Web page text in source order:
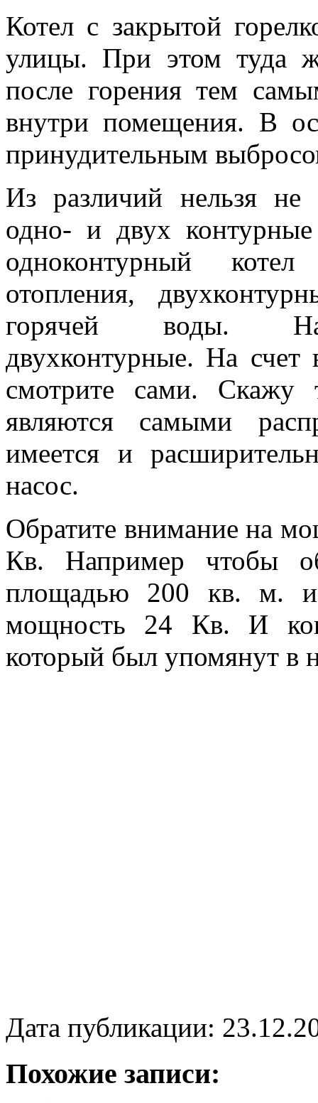
Котел с закрытой
улицы. При этом туда
после горения тем
внутри помещения. В
принудительным
Из различий нельзя не
одно- и двух
одноконтурный
отопления,
горячей воды.
двухконтурные. На счет
смотрите сами. Скажу
являются самыми
имеется и
насос.
Обратите внимание на
Кв. Например чтобы
площадью 200 кв. м. и
мощность 24 Кв. И
который был упомянут в
Дата публикации:
Похожие записи: